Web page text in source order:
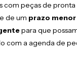
com peças de
de um prazo
para que
com a agenda de